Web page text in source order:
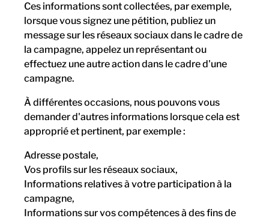
Ces informations sont collectées, par exemple,
lorsque vous signez une pétition, publiez un
message sur les réseaux sociaux dans le cadre de
la campagne, appelez un représentant ou
effectuez une autre action dans le cadre d'une
campagne.
À différentes occasions, nous pouvons vous
demander d'autres informations lorsque cela est
approprié et pertinent, par exemple :
Adresse postale,
Vos profils sur les réseaux sociaux,
Informations relatives à votre participation à la
campagne,
Informations sur vos compétences à des fins de